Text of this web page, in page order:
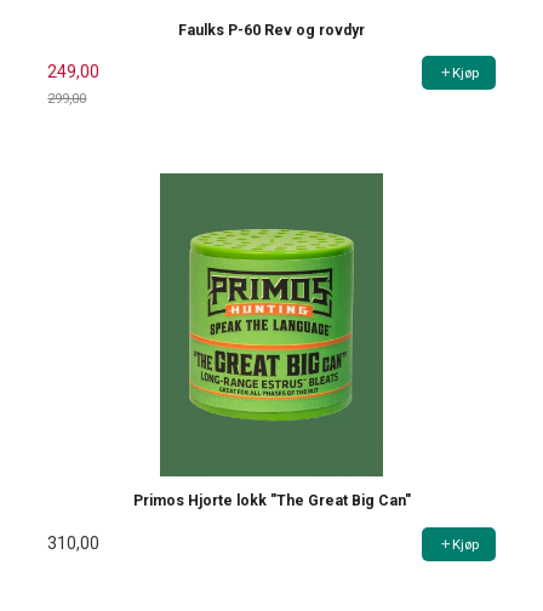
Faulks P-60 Rev og rovdyr
249,00
299,00
Kjøp
Primos Hjorte lokk "The Great Big Can"
310,00 Kjøp